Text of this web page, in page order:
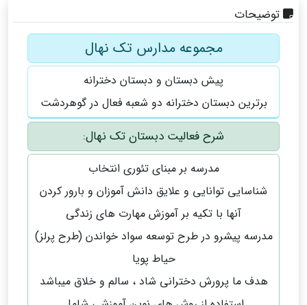
توضیحات
مجموعه مدارس تک نهال
پیش دبستان و دبستان دخترانه
برترین دبستان دخترانه دو شعبه فعال در گوهردشت
شرح فعالیت دبستان تک نهال:
مدرسه بر مبنای تئوری انتخاب
شناسایی توانایی و علایق دانش آموزان و بارور کردن
آنها با تکیه بر آموزش مهارت های زندگی
مدرسه پیشرو در طرح توسعه سواد خواندن (طرح پرلز)
حیاط پویا
هدف ما پرورش دخترانی شاد ، سالم و خلاق میباشد